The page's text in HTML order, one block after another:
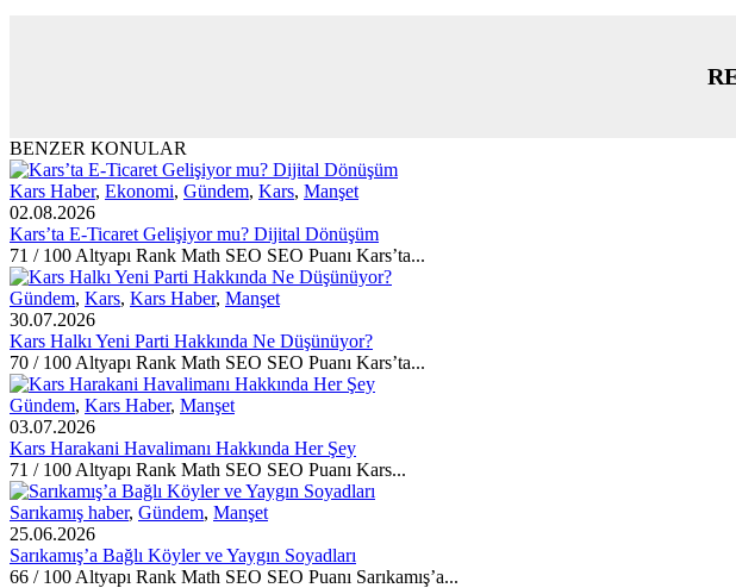
BENZER KONULAR
Kars Haber, Ekonomi, Gündem, Kars, Manşet
02.08.2026
Kars’ta E-Ticaret Gelişiyor mu? Dijital Dönüşüm
71 / 100 Altyapı Rank Math SEO SEO Puanı Kars’ta...
Gündem, Kars, Kars Haber, Manşet
30.07.2026
Kars Halkı Yeni Parti Hakkında Ne Düşünüyor?
70 / 100 Altyapı Rank Math SEO SEO Puanı Kars’ta...
Gündem, Kars Haber, Manşet
03.07.2026
Kars Harakani Havalimanı Hakkında Her Şey
71 / 100 Altyapı Rank Math SEO SEO Puanı Kars...
Sarıkamış haber, Gündem, Manşet
25.06.2026
Sarıkamış’a Bağlı Köyler ve Yaygın Soyadları
66 / 100 Altyapı Rank Math SEO SEO Puanı Sarıkamış’a...